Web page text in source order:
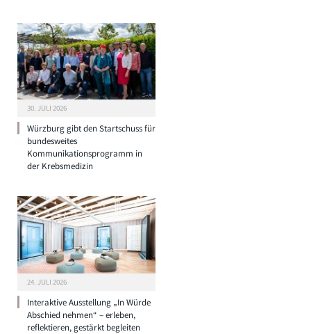
30. JULI 2026
Würzburg gibt den Startschuss für
bundesweites
Kommunikationsprogramm in
der Krebsmedizin
24. JULI 2026
Interaktive Ausstellung „In Würde
Abschied nehmen“ – erleben,
reflektieren, gestärkt begleiten